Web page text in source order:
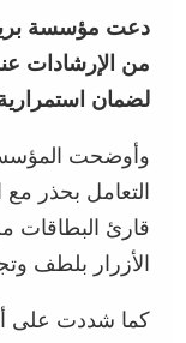
دعت مؤسسة بريد
من الإرشادات
لضمان
وأوضحت
التعامل بحذر مع
قارئ البطاقات
الأزرار بلطف
كما شددت على